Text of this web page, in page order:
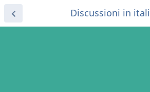
Discussioni in